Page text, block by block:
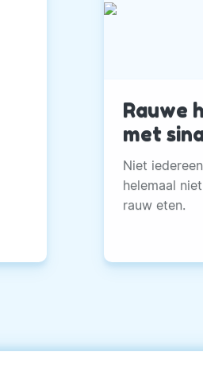
Rauwe
met
Niet
helemaal
rauw eten.